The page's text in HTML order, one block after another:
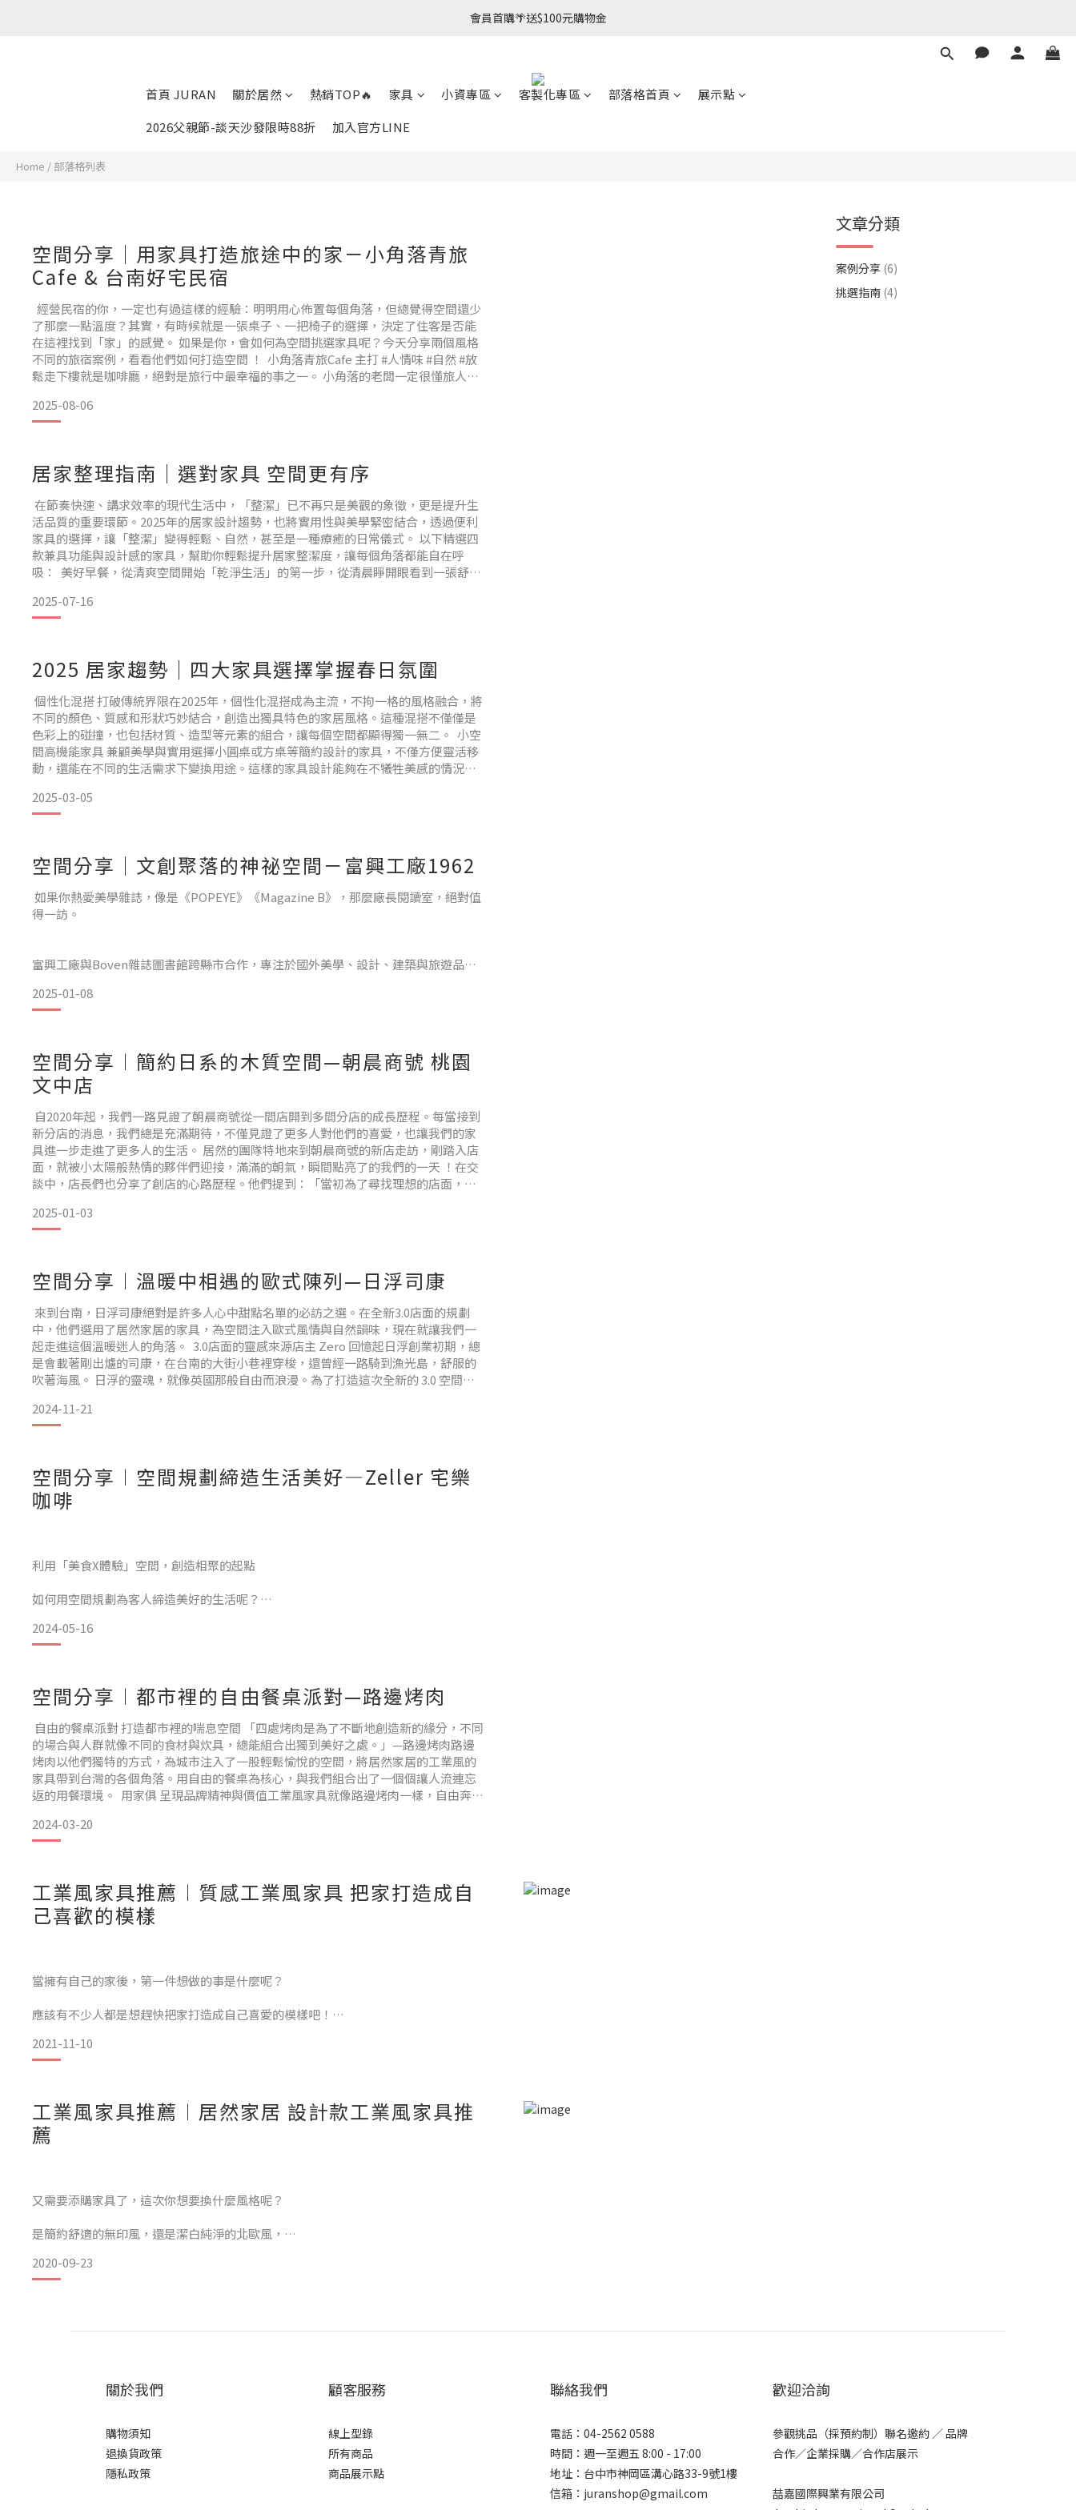
會員首購🌴送$100元購物金
首頁 JURAN 關於居然 熱銷TOP🔥 家具 小資專區 客製化專區 部落格首頁
展示點
2026父親節-談天沙發限時88折
加入官方LINE
Home / 部落格列表
空間分享｜用家具打造旅途中的家－小角落青旅
Cafe & 台南好宅民宿
經營民宿的你，一定也有過這樣的經驗：明明用心佈置每個角落，但總覺得空間還少
了那麼一點溫度？其實，有時候就是一張桌子、一把椅子的選擇，決定了住客是否能
在這裡找到「家」的感覺。 如果是你，會如何為空間挑選家具呢？今天分享兩個風格
不同的旅宿案例，看看他們如何打造空間 ！ 小角落青旅Cafe 主打 #人情味 #自然 #放
鬆走下樓就是咖啡廳，絕對是旅行中最幸福的事之一。 小角落的老闆一定很懂旅人，
桌」，用圓桌、植物與陽光，做出讓
2025-08-06
居家整理指南｜選對家具 空間更有序
在節奏快速、講求效率的現代生活中，「整潔」已不再只是美觀的象徵，更是提升生
活品質的重要環節。2025年的居家設計趨勢，也將實用性與美學緊密結合，透過便利
家具的選擇，讓「整潔」變得輕鬆、自然，甚至是一種療癒的日常儀式。 以下精選四
款兼具功能與設計感的家具，幫助你輕鬆提升居家整潔度，讓每個角落都能自在呼
吸： 美好早餐，從清爽空間開始「乾淨生活」的第一步，從清晨睜開眼看到一張舒
人也跟著清爽起來，心情自然好。 這款俐落又節省空
2025-07-16
2025 居家趨勢｜四大家具選擇掌握春日氛圍
個性化混搭 打破傳統界限在2025年，個性化混搭成為主流，不拘一格的風格融合，將
不同的顏色、質感和形狀巧妙結合，創造出獨具特色的家居風格。這種混搭不僅僅是
色彩上的碰撞，也包括材質、造型等元素的組合，讓每個空間都顯得獨一無二。 小空
間高機能家具 兼顧美學與實用選擇小圓桌或方桌等簡約設計的家具，不僅方便靈活移
動，還能在不同的生活需求下變換用途。這樣的家具設計能夠在不犧牲美感的情況
潤設計 營造舒適感柔和色調，如奶油白、燕
2025-03-05
空間分享｜文創聚落的神祕空間－富興工廠1962
如果你熱愛美學雜誌，像是《POPEYE》《Magazine B》，那麼廠長閱讀室，絕對值
得一訪。
富興工廠與Boven雜誌圖書館跨縣市合作，專注於國外美學、設計、建築與旅遊品牌
的空間中，每一處設計都在向經典與現代致敬。 但你一定想不到 出門也能舒服在沙發
看雜誌富興工廠挑選了多款品牌沙發，用心規劃出一個溫暖又有質感的閱讀空間，在
的造型讓空間更有
2025-01-08
空間分享︱簡約日系的木質空間—朝晨商號 桃園
文中店
自2020年起，我們一路見證了朝晨商號從一間店開到多間分店的成長歷程。每當接到
新分店的消息，我們總是充滿期待，不僅見證了更多人對他們的喜愛，也讓我們的家
具進一步走進了更多人的生活。 居然的團隊特地來到朝晨商號的新店走訪，剛踏入店
面，就被小太陽般熱情的夥伴們迎接，滿滿的朝氣，瞬間點亮了的我們的一天 ！在交
談中，店長們也分享了創店的心路歷程。他們提到：「當初為了尋找理想的店面，吃
程。」 當然不只氣氛 家具也要充滿朝氣新店延
2025-01-03
空間分享︱溫暖中相遇的歐式陳列—日浮司康
來到台南，日浮司康絕對是許多人心中甜點名單的必訪之選。在全新3.0店面的規劃
中，他們選用了居然家居的家具，為空間注入歐式風情與自然韻味，現在就讓我們一
起走進這個溫暖迷人的角落。 3.0店面的靈感來源店主 Zero 回憶起日浮創業初期，總
是會載著剛出爐的司康，在台南的大街小巷裡穿梭，還曾經一路騎到漁光島，舒服的
吹著海風。 日浮的靈魂，就像英國那般自由而浪漫。為了打造這次全新的 3.0 空間，
靈感，將英倫調性的神秘感
2024-11-21
空間分享︱空間規劃締造生活美好—Zeller 宅樂
咖啡
利用「美食X體驗」空間，創造相聚的起點
如何用空間規劃為客人締造美好的生活呢？
宅樂咖啡起家於台中，是我們多年的合作夥伴。
域空間與體驗活動中，
室內以簡約木質風格為主，搭配居然北歐工業家具，創造出有機靈活的空間。
在簡約的空間裡，簡單流利線條的餐桌椅，可以輕鬆點綴空間又不會顯得太複雜，宅
2024-05-16
空間分享︱都市裡的自由餐桌派對—路邊烤肉
自由的餐桌派對 打造都市裡的喘息空間 「四處烤肉是為了不斷地創造新的緣分，不同
的場合與人群就像不同的食材與炊具，總能組合出獨到美好之處。」—路邊烤肉路邊
烤肉以他們獨特的方式，為城市注入了一股輕鬆愉悅的空間，將居然家居的工業風的
家具帶到台灣的各個角落。用自由的餐桌為核心，與我們組合出了一個個讓人流連忘
返的用餐環境。 用家俱 呈現品牌精神與價值工業風家具就像路邊烤肉一樣，自由奔放
神。前往感受過，就知道能在空間裡，可以感受到不
2024-03-20
工業風家具推薦︱質感工業風家具 把家打造成自
己喜歡的模樣
當擁有自己的家後，第一件想做的事是什麼呢？
應該有不少人都是想趕快把家打造成自己喜愛的模樣吧！
把屬於自己的空間，布置成自己覺得最舒適、最放鬆的狀態，最能讓人有家的感覺。
居然家居減少工業風家具既有的粗曠感，替工業風家具增加更多溫柔溫暖的質感，讓
2021-11-10
工業風家具推薦︱居然家居 設計款工業風家具推
薦
又需要添購家具了，這次你想要換什麼風格呢？
是簡約舒適的無印風，還是潔白純淨的北歐風，
還是百搭復古的工業風家具呢？
家中最重要的「家具」，不僅僅是擺設，更是生活軌跡的一部份。
也能讓來訪的客人在第一時間，感受到你的品味及質感，
更能從這些工業風家具中，品味到你對於生活的期待與堅持。
2020-09-23
文章分類
案例分享 (6)
挑選指南 (4)
關於我們
購物須知
退換貨政策
隱私政策
顧客服務
線上型錄
所有商品
商品展示點
聯絡我們
電話：04-2562 0588
時間：週一至週五 8:00 - 17:00
地址：台中市神岡區溝心路33-9號1樓
信箱：juranshop@gmail.com
歡迎洽詢
參觀挑品（採預約制）聯名邀約 ／ 品牌
合作／企業採購／合作店展示
喆嘉國際興業有限公司